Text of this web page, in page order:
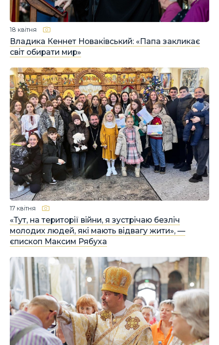
Владика Кеннет Новаківський: «Папа закликає
світ обирати мир»
18 квітня
«Тут, на території війни, я зустрічаю безліч
молодих людей, які мають відвагу жити», —
єпископ Максим Рябуха
17 квітня